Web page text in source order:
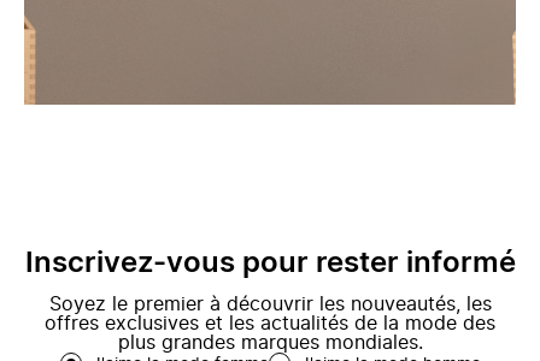
Inscrivez-vous pour rester informé
Soyez le premier à découvrir les nouveautés, les
offres exclusives et les actualités de la mode des
plus grandes marques mondiales.